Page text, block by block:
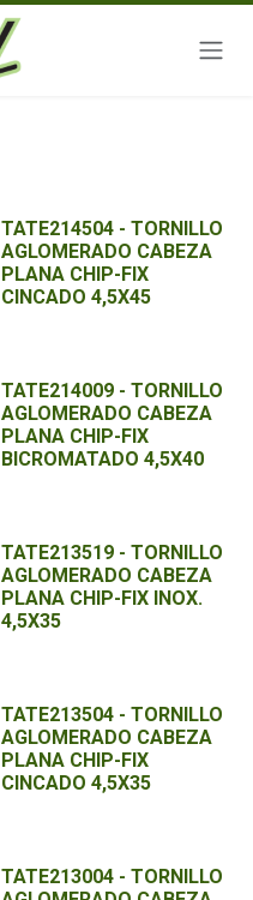
TATE214504 - TORNILLO
AGLOMERADO CABEZA
PLANA CHIP-FIX
CINCADO 4,5X45
TATE214009 - TORNILLO
AGLOMERADO CABEZA
PLANA CHIP-FIX
BICROMATADO 4,5X40
TATE213519 - TORNILLO
AGLOMERADO CABEZA
PLANA CHIP-FIX INOX.
4,5X35
TATE213504 - TORNILLO
AGLOMERADO CABEZA
PLANA CHIP-FIX
CINCADO 4,5X35
TATE213004 - TORNILLO